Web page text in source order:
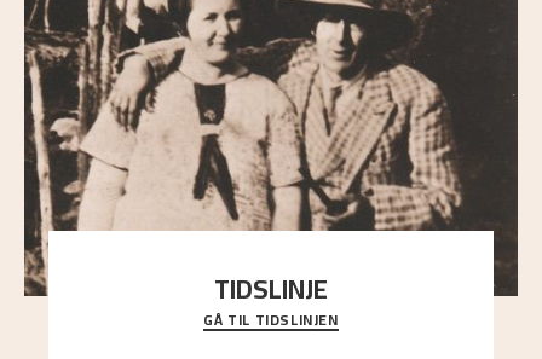
TIDSLINJE
Bli kjent med Nikolai Astrups liv, kunstnerskap og
ettermæle i en interaktiv presentasjon.
GÅ TIL TIDSLINJEN